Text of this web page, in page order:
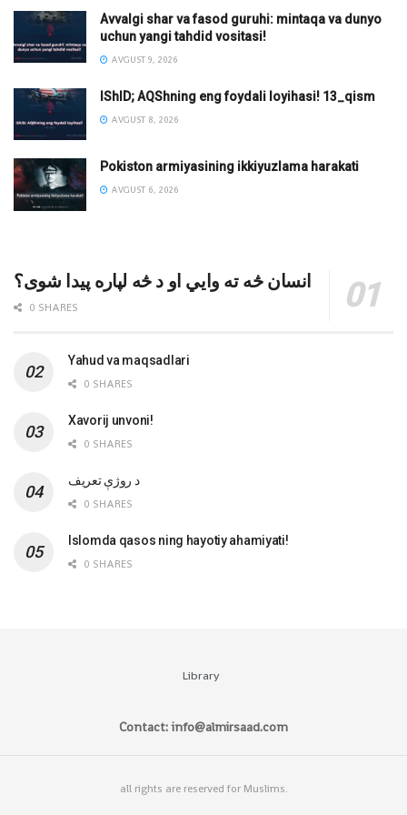
Avvalgi shar va fasod guruhi: mintaqa va dunyo
uchun yangi tahdid vositasi!
AVGUST 9, 2026
IShID; AQShning eng foydali loyihasi! 13_qism
AVGUST 8, 2026
Pokiston armiyasining ikkiyuzlama harakati
AVGUST 6, 2026
انسان څه ته وایي او د څه لپاره پیدا شوی؟
0 SHARES
Yahud va maqsadlari
0 SHARES
Xavorij unvoni!
0 SHARES
‌د روژې تعریف
0 SHARES
Islomda qasos ning hayotiy ahamiyati!
0 SHARES
Library
Contact: info@almirsaad.com
all rights are reserved for Muslims.